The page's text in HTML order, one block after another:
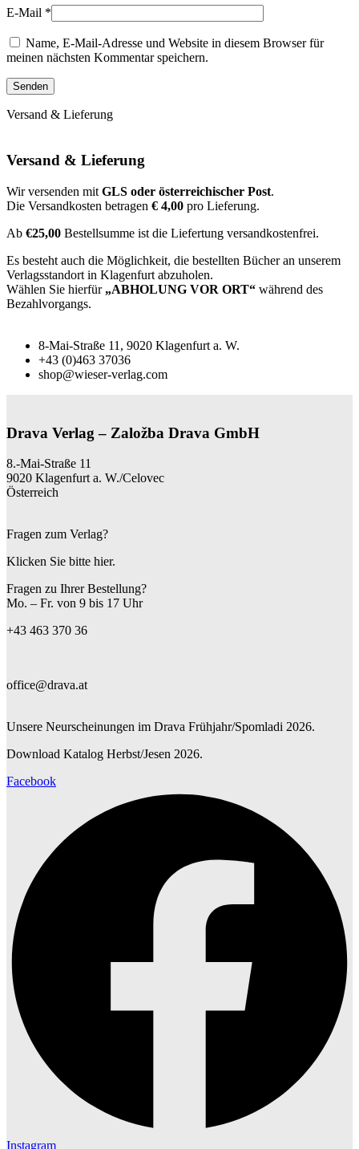
E-Mail *
Name, E-Mail-Adresse und Website in diesem Browser für
meinen nächsten Kommentar speichern.
Versand & Lieferung
Versand & Lieferung
Wir versenden mit GLS oder österreichischer Post.
Die Versandkosten betragen € 4,00 pro Lieferung.
Ab €25,00 Bestellsumme ist die Liefertung versandkostenfrei.
Es besteht auch die Möglichkeit, die bestellten Bücher an unserem
Verlagsstandort in Klagenfurt abzuholen.
Wählen Sie hierfür „ABHOLUNG VOR ORT“ während des
Bezahlvorgangs.
8-Mai-Straße 11, 9020 Klagenfurt a. W.
+43 (0)463 37036
shop@wieser-verlag.com
Drava Verlag – Založba Drava GmbH
8.-Mai-Straße 11
9020 Klagenfurt a. W./Celovec
Österreich
Fragen zum Verlag?
Klicken Sie bitte hier.
Fragen zu Ihrer Bestellung?
Mo. – Fr. von 9 bis 17 Uhr
+43 463 370 36
office@drava.at
Unsere Neurscheinungen im Drava Frühjahr/Spomladi 2026.
Download Katalog Herbst/Jesen 2026.
Facebook
Instagram